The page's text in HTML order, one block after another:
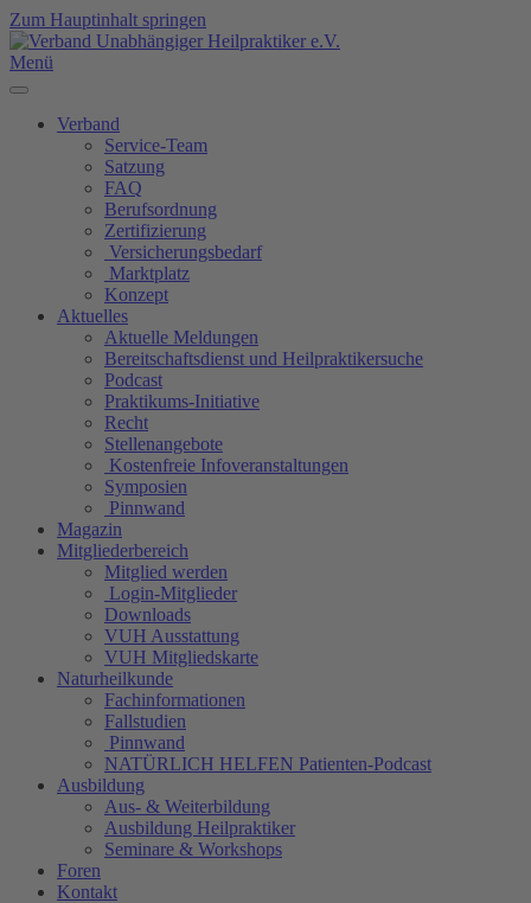
Zum Hauptinhalt springen
Menü
Verband
Service-Team
Satzung
FAQ
Berufsordnung
Zertifizierung
Versicherungsbedarf
Marktplatz
Konzept
Aktuelles
Aktuelle Meldungen
Bereitschaftsdienst und Heilpraktikersuche
Podcast
Praktikums-Initiative
Recht
Stellenangebote
Kostenfreie Infoveranstaltungen
Symposien
Pinnwand
Magazin
Mitgliederbereich
Mitglied werden
Login-Mitglieder
Downloads
VUH Ausstattung
VUH Mitgliedskarte
Naturheilkunde
Fachinformationen
Fallstudien
Pinnwand
NATÜRLICH HELFEN Patienten-Podcast
Ausbildung
Aus- & Weiterbildung
Ausbildung Heilpraktiker
Seminare & Workshops
Foren
Kontakt